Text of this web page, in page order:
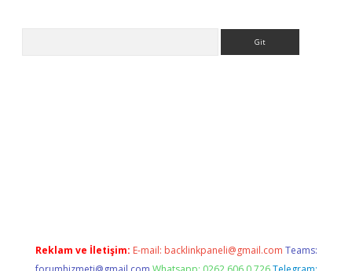
Reklam ve İletişim: E-mail: backlinkpaneli@gmail.com Teams: